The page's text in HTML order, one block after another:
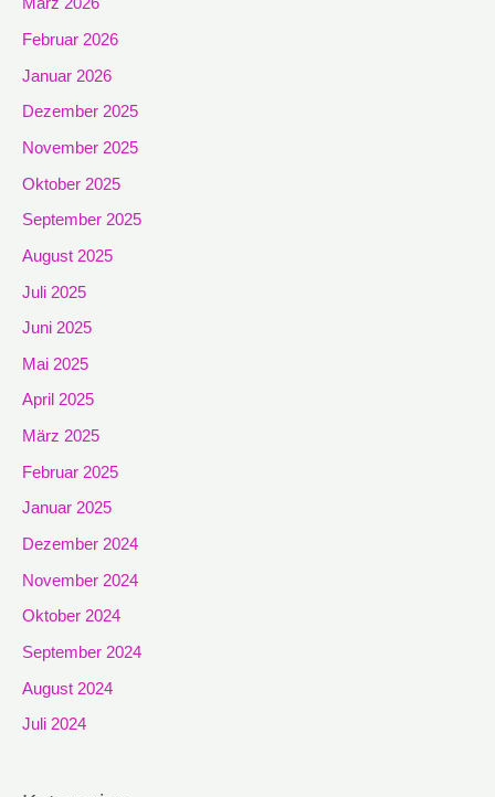
März 2026
Februar 2026
Januar 2026
Dezember 2025
November 2025
Oktober 2025
September 2025
August 2025
Juli 2025
Juni 2025
Mai 2025
April 2025
März 2025
Februar 2025
Januar 2025
Dezember 2024
November 2024
Oktober 2024
September 2024
August 2024
Juli 2024